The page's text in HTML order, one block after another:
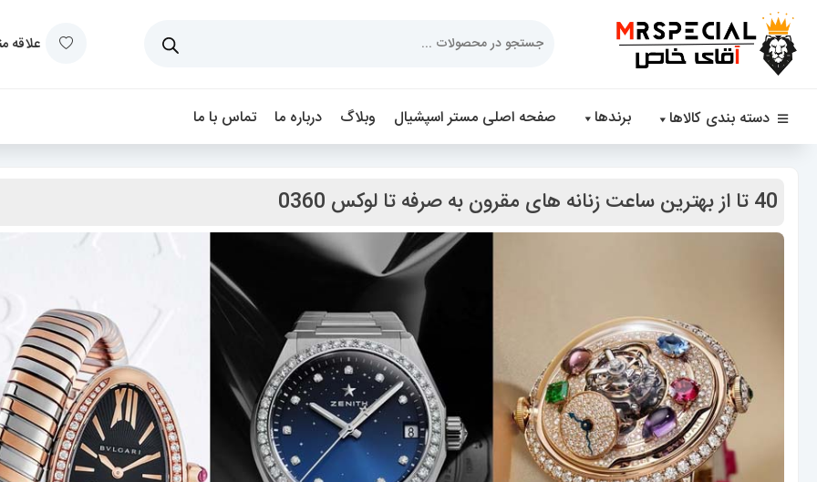
علاقه
دسته بندی کالاها برندها صفحه اصلی مستر اسپشیال وبلاگ درباره ما تماس با ما
40 تا از بهترین ساعت زنانه های مقرون به صرفه تا لوکس 0360